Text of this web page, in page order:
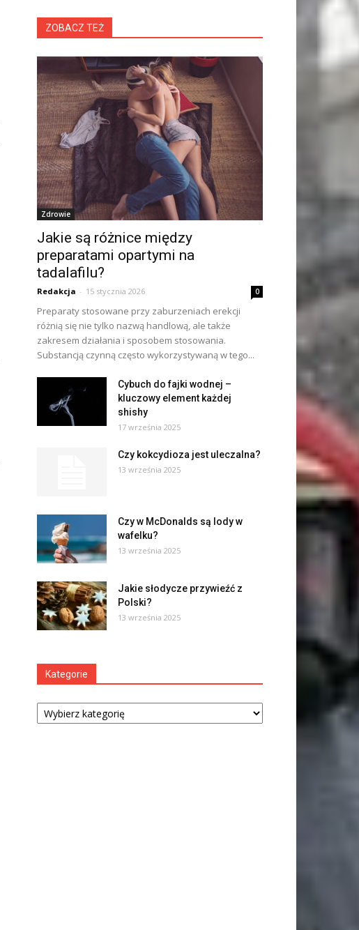
ZOBACZ TEŻ
Zdrowie
Jakie są różnice między
preparatami opartymi na
tadalafilu?
Redakcja - 15 stycznia 2026 0
Preparaty stosowane przy zaburzeniach erekcji
różnią się nie tylko nazwą handlową, ale także
zakresem działania i sposobem stosowania.
Substancją czynną często wykorzystywaną w tego...
Cybuch do fajki wodnej –
kluczowy element każdej
shishy
17 września 2025
Czy kokcydioza jest uleczalna?
13 września 2025
Czy w McDonalds są lody w
wafelku?
13 września 2025
Jakie słodycze przywieźć z
Polski?
13 września 2025
Kategorie
Kategorie